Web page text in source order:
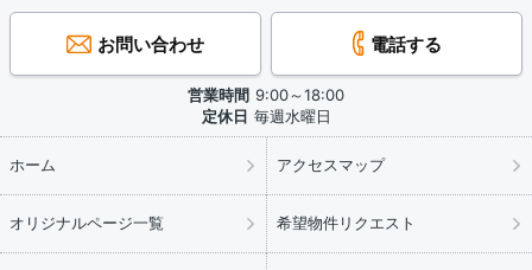
お問い合わせ 電話する
営業時間 9:00～18:00
定休日 毎週水曜日
ホーム アクセスマップ
オリジナルページ一覧 希望物件リクエスト